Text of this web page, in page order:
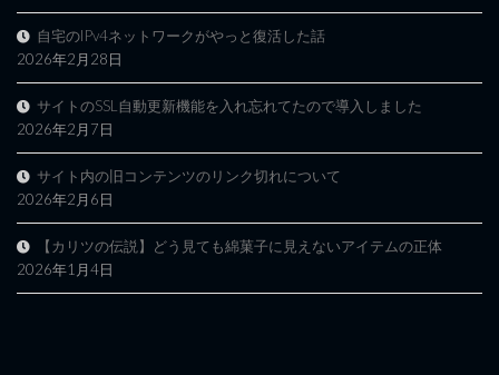
自宅のIPv4ネットワークがやっと復活した話
2026年2月28日
サイトのSSL自動更新機能を入れ忘れてたので導入しました
2026年2月7日
サイト内の旧コンテンツのリンク切れについて
2026年2月6日
【カリツの伝説】どう見ても綿菓子に見えないアイテムの正体
2026年1月4日